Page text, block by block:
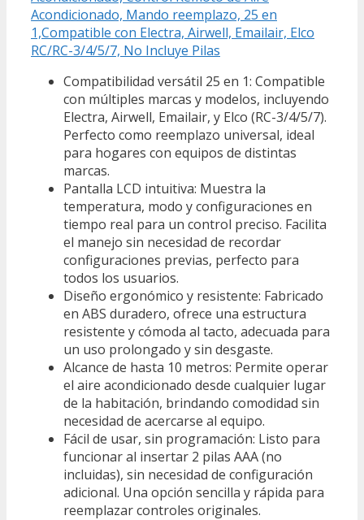
Acondicionado, Mando reemplazo, 25 en
1,Compatible con Electra, Airwell, Emailair, Elco
RC/RC-3/4/5/7, No Incluye Pilas
Compatibilidad versátil 25 en 1: Compatible
con múltiples marcas y modelos, incluyendo
Electra, Airwell, Emailair, y Elco (RC-3/4/5/7).
Perfecto como reemplazo universal, ideal
para hogares con equipos de distintas
marcas.
Pantalla LCD intuitiva: Muestra la
temperatura, modo y configuraciones en
tiempo real para un control preciso. Facilita
el manejo sin necesidad de recordar
configuraciones previas, perfecto para
todos los usuarios.
Diseño ergonómico y resistente: Fabricado
en ABS duradero, ofrece una estructura
resistente y cómoda al tacto, adecuada para
un uso prolongado y sin desgaste.
Alcance de hasta 10 metros: Permite operar
el aire acondicionado desde cualquier lugar
de la habitación, brindando comodidad sin
necesidad de acercarse al equipo.
Fácil de usar, sin programación: Listo para
funcionar al insertar 2 pilas AAA (no
incluidas), sin necesidad de configuración
adicional. Una opción sencilla y rápida para
reemplazar controles originales.